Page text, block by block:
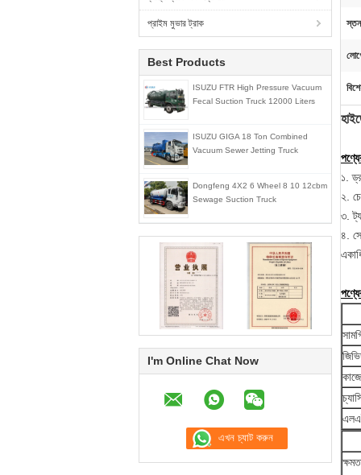
প্রাইম মুভার ট্রাক
Best Products
ISUZU FTR High Pressure Vacuum
Fecal Suction Truck 12000 Liters
ISUZU GIGA 18 Ton Combined
Vacuum Sewer Jetting Truck
Dongfeng 4X2 6 Wheel 8 10 12cbm
Sewage Suction Truck
I'm Online Chat Now
১.
২.
৩.
৪.